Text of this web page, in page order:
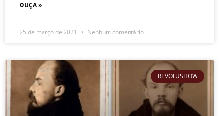
OUÇA »
25 de março de 2021 Nenhum comentário
REVOLUSHOW